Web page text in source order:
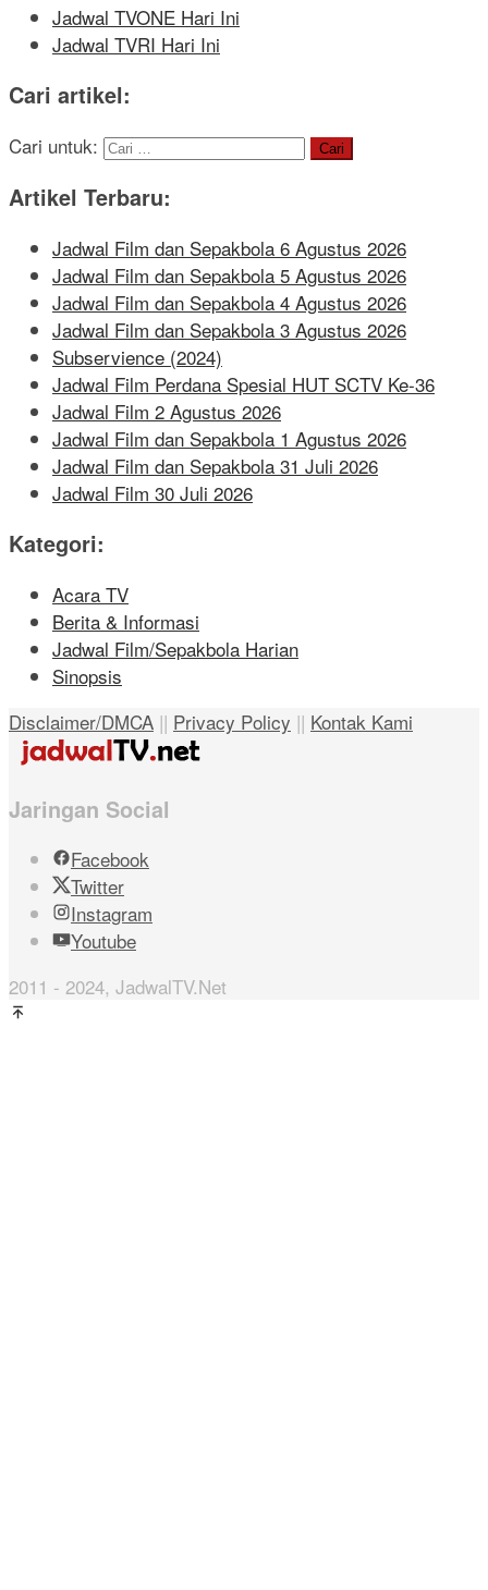
Jadwal TVONE Hari Ini
Jadwal TVRI Hari Ini
Cari artikel:
Cari untuk:
Artikel Terbaru:
Jadwal Film dan Sepakbola 6 Agustus 2026
Jadwal Film dan Sepakbola 5 Agustus 2026
Jadwal Film dan Sepakbola 4 Agustus 2026
Jadwal Film dan Sepakbola 3 Agustus 2026
Subservience (2024)
Jadwal Film Perdana Spesial HUT SCTV Ke-36
Jadwal Film 2 Agustus 2026
Jadwal Film dan Sepakbola 1 Agustus 2026
Jadwal Film dan Sepakbola 31 Juli 2026
Jadwal Film 30 Juli 2026
Kategori:
Acara TV
Berita & Informasi
Jadwal Film/Sepakbola Harian
Sinopsis
Disclaimer/DMCA || Privacy Policy || Kontak Kami
Jaringan Social
Facebook
Twitter
Instagram
Youtube
2011 - 2024, JadwalTV.Net